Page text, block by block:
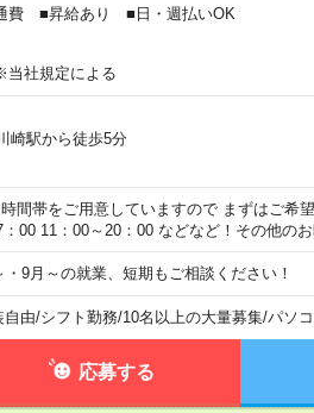
費 ■昇給あり ■日・週払いOK
社規定による
崎駅から徒歩5分
時間帯をご用意していますので まずはご希
00 11：00～20：00 などなど！その他のお
9月～の就業、短期もご相談ください！
自由/シフト勤務/10名以上の大量募集/パソ
応募する